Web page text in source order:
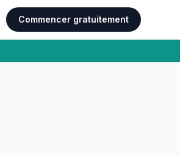
Commencer gratuitement